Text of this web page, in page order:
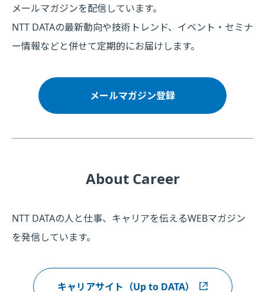
メールマガジンを配信しています。
NTT DATAの最新動向や技術トレンド、イベント・セミナ
ー情報などと併せて定期的にお届けします。
メールマガジン登録
About Career
NTT DATAの人と仕事、キャリアを伝えるWEBマガジン
を発信しています。
キャリアサイト（Up to DATA）